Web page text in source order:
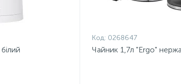
Код: 0268647
Чайник 1,7л "Ergo"